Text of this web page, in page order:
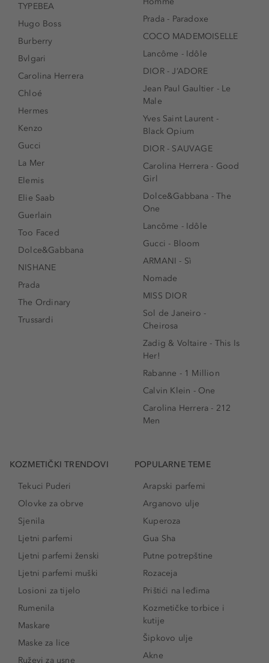
TYPEBEA
Hugo Boss
Burberry
Bvlgari
Carolina Herrera
Chloé
Hermes
Kenzo
Gucci
La Mer
Elemis
Elie Saab
Guerlain
Too Faced
Dolce&Gabbana
NISHANE
Prada
The Ordinary
Trussardi
Prada - Paradoxe
COCO MADEMOISELLE
Lancôme - Idôle
DIOR - J’ADORE
Jean Paul Gaultier - Le
Male
Yves Saint Laurent -
Black Opium
DIOR - SAUVAGE
Carolina Herrera - Good
Girl
Dolce&Gabbana - The
One
Lancôme - Idôle
Gucci - Bloom
ARMANI - Sì
Nomade
MISS DIOR
Sol de Janeiro -
Cheirosa
Zadig & Voltaire - This Is
Her!
Rabanne - 1 Million
Calvin Klein - One
Carolina Herrera - 212
Men
KOZMETIČKI TRENDOVI
Tekuci Puderi
Olovke za obrve
Sjenila
Ljetni parfemi
Ljetni parfemi ženski
Ljetni parfemi muški
Losioni za tijelo
Rumenila
Maskare
Maske za lice
Ruževi za usne
POPULARNE TEME
Arapski parfemi
Arganovo ulje
Kuperoza
Gua Sha
Putne potrepštine
Rozaceja
Prištići na leđima
Kozmetičke torbice i
kutije
Šipkovo ulje
Akne